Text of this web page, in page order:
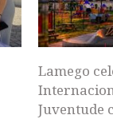
Lamego
Juventude